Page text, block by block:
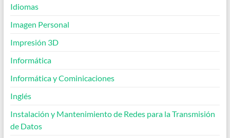
Idiomas
Imagen Personal
Impresión 3D
Informática
Informática y Cominicaciones
Inglés
Instalación y Mantenimiento de Redes para la Transmisión
de Datos